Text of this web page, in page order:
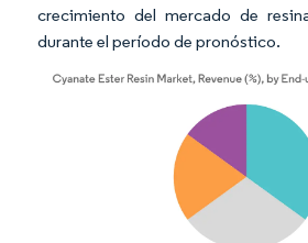
crecimiento del mercado de
durante el período de pronóstico.